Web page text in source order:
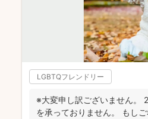
LGBTQフレンドリー
※大変申し訳ございません。
を承っておりません。 もし